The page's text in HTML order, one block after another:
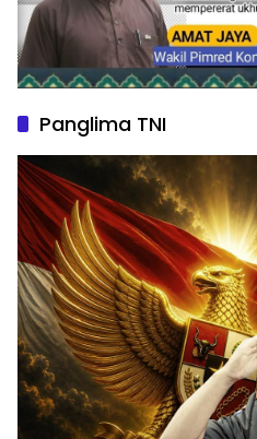
Panglima TNI